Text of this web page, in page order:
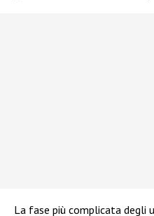
La fase più complicata degli